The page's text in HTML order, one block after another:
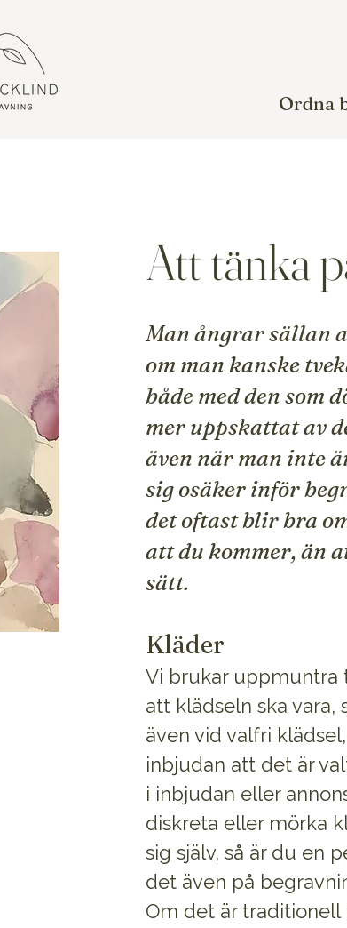
Ordna
Att tänka
Man ångrar sällan
om man kanske
både med den som
mer uppskattat av
även när man inte
sig osäker inför
det oftast blir bra
att du kommer, än
sätt.
Kläder
Vi brukar uppmuntra
att klädseln ska vara,
även vid valfri
inbjudan att det är
i inbjudan eller
diskreta eller mörka
sig själv, så är du en
det även på
Om det är traditionell